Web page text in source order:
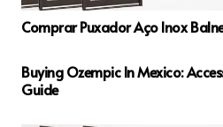
Comprar Puxador Aço Inox
Buying Ozempic In Mexico:
Guide